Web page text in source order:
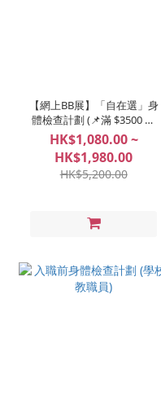
【網上BB展】「自在選」身
體檢查計劃 (📌滿 $3500 必
入碼：折扣、好禮任你揀！)
HK$1,080.00 ~
HK$1,980.00
HK$5,200.00